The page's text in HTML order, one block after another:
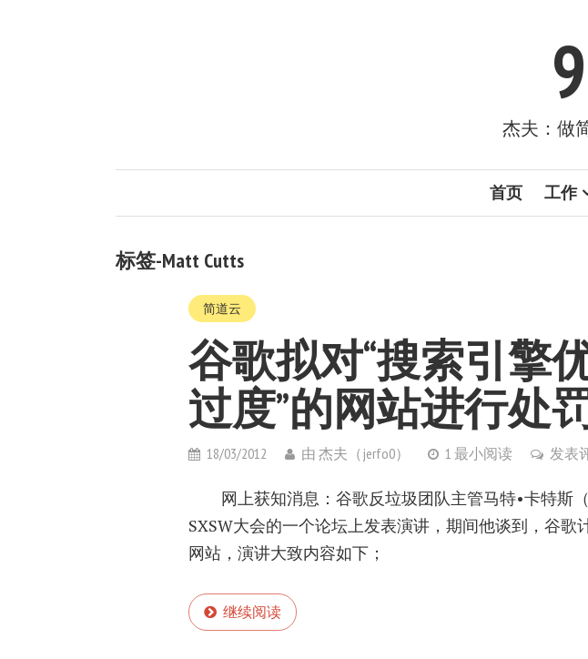
杰夫：做
首页 工作
标签-Matt Cutts
简道云
谷歌拟对“搜索引擎优
过度”的网站进行处
18/03/2012 由 杰夫（jerfo0） 1 最小阅读 发表
网上获知消息：谷歌反垃圾团队主管马特•卡特斯
SXSW大会的一个论坛上发表演讲，期间他谈到，谷歌
网站，演讲大致内容如下；
继续阅读